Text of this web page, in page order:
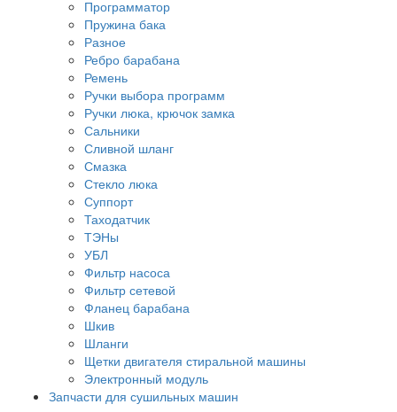
Программатор
Пружина бака
Разное
Ребро барабана
Ремень
Ручки выбора программ
Ручки люка, крючок замка
Сальники
Сливной шланг
Смазка
Стекло люка
Суппорт
Таходатчик
ТЭНы
УБЛ
Фильтр насоса
Фильтр сетевой
Фланец барабана
Шкив
Шланги
Щетки двигателя стиральной машины
Электронный модуль
Запчасти для сушильных машин